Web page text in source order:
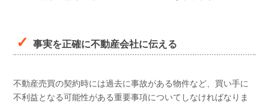
事実を正確に不動産会社に伝える
不動産売買の契約時には過去に事故がある物件など、買い手に
不利益となる可能性がある重要事項についてしなければなりま